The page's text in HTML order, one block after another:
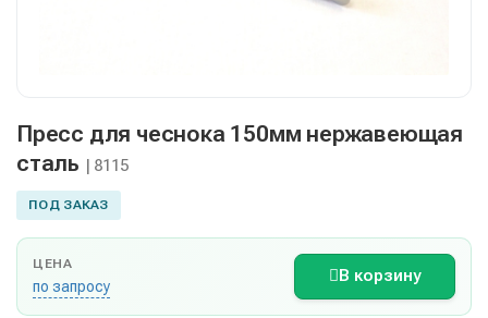
Пресс для чеснока 150мм нержавеющая
сталь | 8115
ПОД ЗАКАЗ
ЦЕНА
по запросу
В корзину